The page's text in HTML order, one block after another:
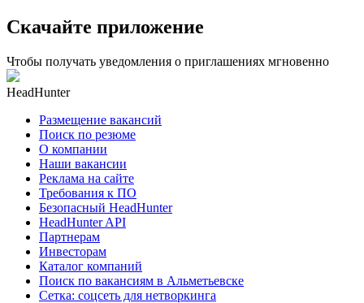
Скачайте приложение
Чтобы получать уведомления о приглашениях мгновенно
HeadHunter
Размещение вакансий
Поиск по резюме
О компании
Наши вакансии
Реклама на сайте
Требования к ПО
Безопасный HeadHunter
HeadHunter API
Партнерам
Инвесторам
Каталог компаний
Поиск по вакансиям в Альметьевске
Сетка: соцсеть для нетворкинга